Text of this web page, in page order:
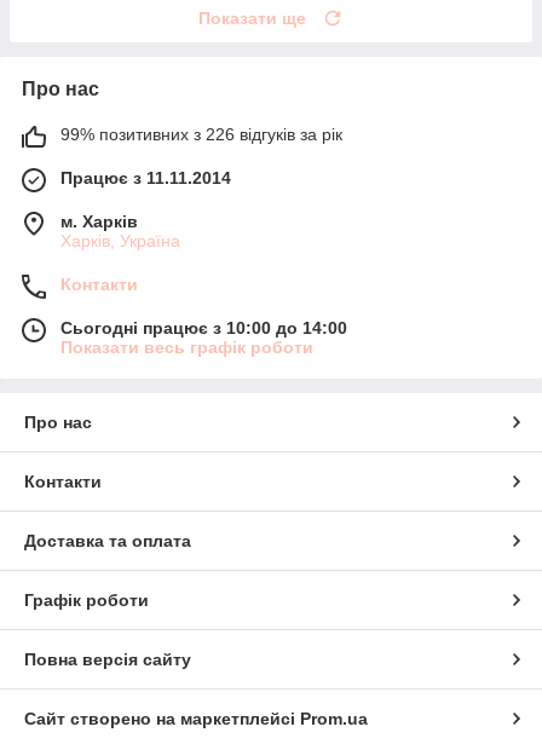
Показати ще
Про нас
99% позитивних з 226 відгуків за рік
Працює з 11.11.2014
м. Харків
Харків, Україна
Контакти
Сьогодні працює з 10:00 до 14:00
Показати весь графік роботи
Про нас
Контакти
Доставка та оплата
Графік роботи
Повна версія сайту
Сайт створено на маркетплейсі Prom.ua